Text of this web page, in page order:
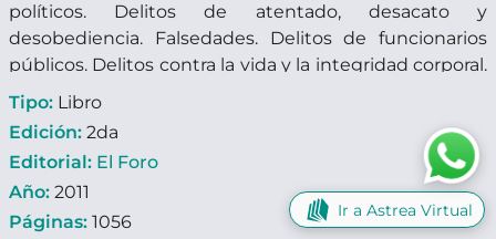
políticos. Delitos de atentado, desacato y
desobediencia. Falsedades. Delitos de funcionarios
públicos. Delitos contra la vida y la integridad corporal.
Delitos contra el honor. Delitos contra la libertad y
seguridad. Estafa y otros engaños. Delito de tenencia
ilícita de armas de fuego.
Tipo: Libro
Edición: 2da
Editorial: El Foro
Año: 2011
Páginas: 1056
Ir a Astrea Virtual